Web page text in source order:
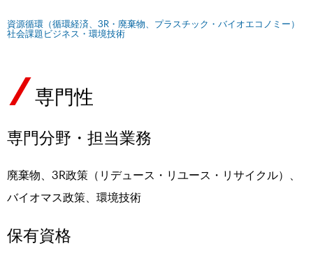
資源循環（循環経済、3R・廃棄物、プラスチック・バイオエコノミー）
社会課題ビジネス・環境技術
専門性
専門分野・担当業務
廃棄物、3R政策（リデュース・リユース・リサイクル）、
バイオマス政策、環境技術
保有資格